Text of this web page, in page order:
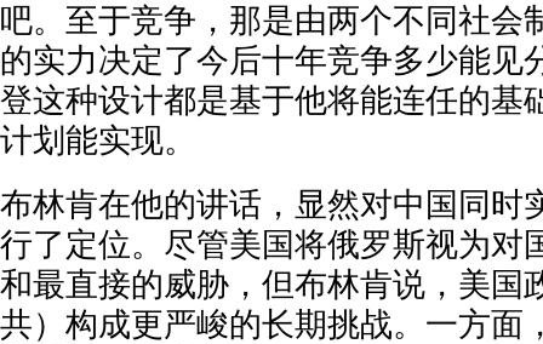
吧。至于竞争，那是由两个不同社会
的实力决定了今后十年竞争多少能
登这种设计都是基于他将能连任的基
计划能实现。
布林肯在他的讲话，显然对中国同时
行了定位。尽管美国将俄罗斯视为对
和最直接的威胁，但布林肯说，美国
共）构成更严峻的长期挑战。一方面